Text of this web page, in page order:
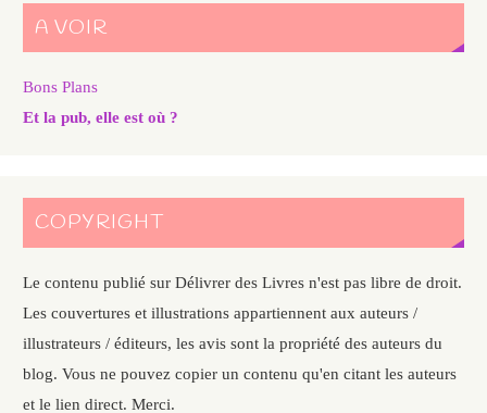
A VOIR
Bons Plans
Et la pub, elle est où ?
COPYRIGHT
Le contenu publié sur Délivrer des Livres n'est pas libre de droit.
Les couvertures et illustrations appartiennent aux auteurs /
illustrateurs / éditeurs, les avis sont la propriété des auteurs du
blog. Vous ne pouvez copier un contenu qu'en citant les auteurs
et le lien direct. Merci.